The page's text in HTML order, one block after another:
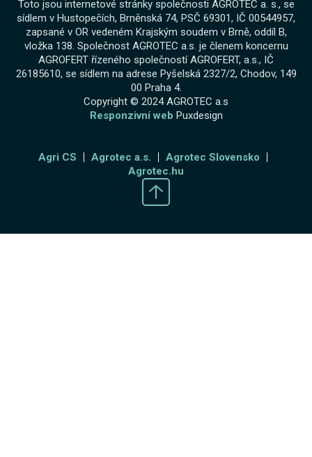
Toto jsou internetové stránky společnosti AGROTEC a. s., se
sídlem v Hustopečích, Brněnská 74, PSČ 69301, IČ 00544957,
zapsané v OR vedeném Krajským soudem v Brně, oddíl B,
vložka 138. Společnost AGROTEC a.s. je členem koncernu
AGROFERT řízeného společností AGROFERT, a.s., IČ
26185610, se sídlem na adrese Pyšelská 2327/2, Chodov, 149
00 Praha 4.
Copyright © 2024 AGROTEC a.s
Responzivní web Puxdesign
Agri CS Agrotec a.s.
Agrotec Slovensko
Agrotec.hu